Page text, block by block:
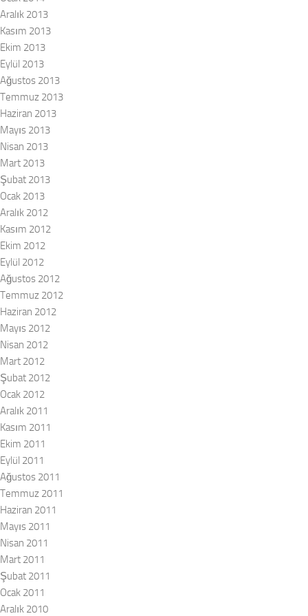
Aralık 2013
Kasım 2013
Ekim 2013
Eylül 2013
Ağustos 2013
Temmuz 2013
Haziran 2013
Mayıs 2013
Nisan 2013
Mart 2013
Şubat 2013
Ocak 2013
Aralık 2012
Kasım 2012
Ekim 2012
Eylül 2012
Ağustos 2012
Temmuz 2012
Haziran 2012
Mayıs 2012
Nisan 2012
Mart 2012
Şubat 2012
Ocak 2012
Aralık 2011
Kasım 2011
Ekim 2011
Eylül 2011
Ağustos 2011
Temmuz 2011
Haziran 2011
Mayıs 2011
Nisan 2011
Mart 2011
Şubat 2011
Ocak 2011
Aralık 2010